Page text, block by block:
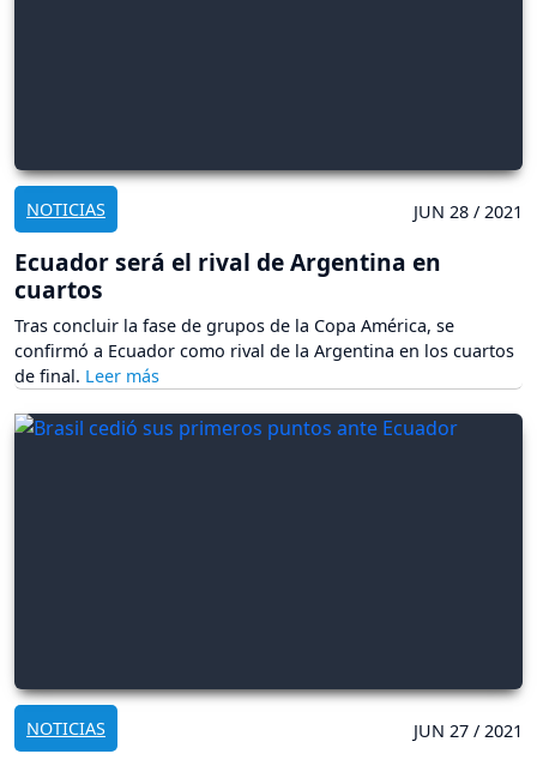
NOTICIAS JUN 28 / 2021
Ecuador será el rival de Argentina en
cuartos
Tras concluir la fase de grupos de la Copa América, se
confirmó a Ecuador como rival de la Argentina en los cuartos
de final.
NOTICIAS JUN 27 / 2021